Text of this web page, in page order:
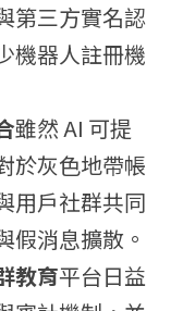
第三方實名認
機器人註冊機
雖然 AI 可提
於灰色地帶帳
用戶社群共同
假消息擴散。
教育平台日益